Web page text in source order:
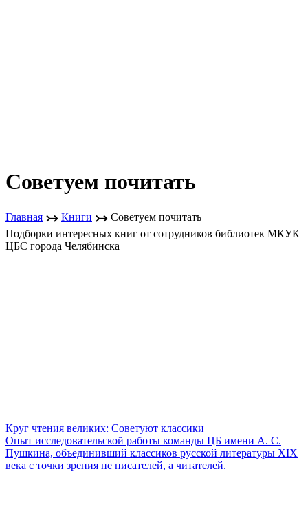
Советуем почитать
Главная ↣ Книги ↣ Советуем почитать
Подборки интересных книг от сотрудников библиотек МКУК
ЦБС города Челябинска
Круг чтения великих: Советуют классики
Опыт исследовательской работы команды ЦБ имени А. С.
Пушкина, объединивший классиков русской литературы XIX
века с точки зрения не писателей, а читателей.